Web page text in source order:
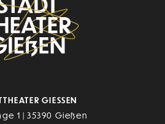
GIESSEN
1 | 35390 Gießen